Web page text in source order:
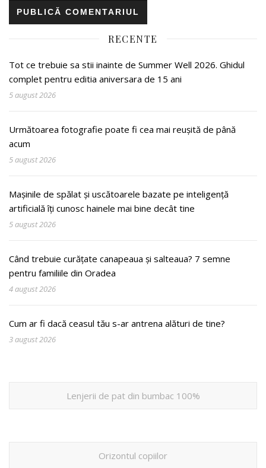
RECENTE
Tot ce trebuie sa stii inainte de Summer Well 2026. Ghidul
complet pentru editia aniversara de 15 ani
5 august 2026
Următoarea fotografie poate fi cea mai reușită de până
acum
5 august 2026
Mașinile de spălat și uscătoarele bazate pe inteligență
artificială îți cunosc hainele mai bine decât tine
5 august 2026
Când trebuie curățate canapeaua și salteaua? 7 semne
pentru familiile din Oradea
4 august 2026
Cum ar fi dacă ceasul tău s-ar antrena alături de tine?
3 august 2026
Lenjerii de pat din bumbac 100%
Orizontul copiilor